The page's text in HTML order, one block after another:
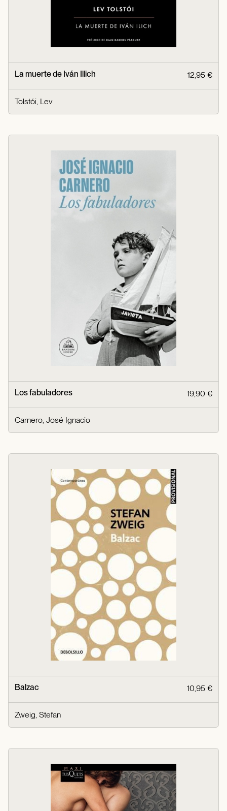
La muerte de Iván Illich 12,95 €
Tolstói, Lev
Los fabuladores 19,90 €
Carnero, José Ignacio
Balzac 10,95 €
Zweig, Stefan